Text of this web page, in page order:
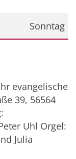
Sonntag
evangelische
39, 56564
Uhl Orgel:
Julia